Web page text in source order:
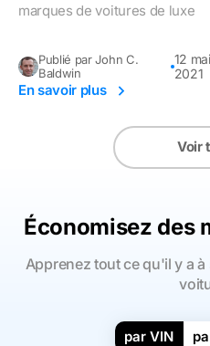
marques de voitures de luxe
Publié par John C.
Baldwin
12 mai
2021
En savoir plus
Voir
Économisez des
Apprenez tout ce qu'il y a
par VIN